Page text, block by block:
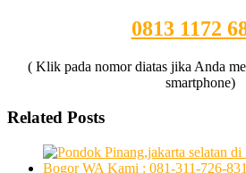
0813 1172
( Klik pada nomor diatas jika Anda
smartphone)
Related Posts